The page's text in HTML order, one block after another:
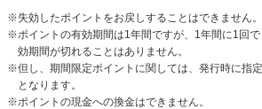
失効したポイントをお戻しすることはできません。
ポイントの有効期間は1年間ですが、1年間に1回
効期間が切れることはありません。
但し、期間限定ポイントに関しては、発行時に指
となります。
ポイントの現金への換金はできません。